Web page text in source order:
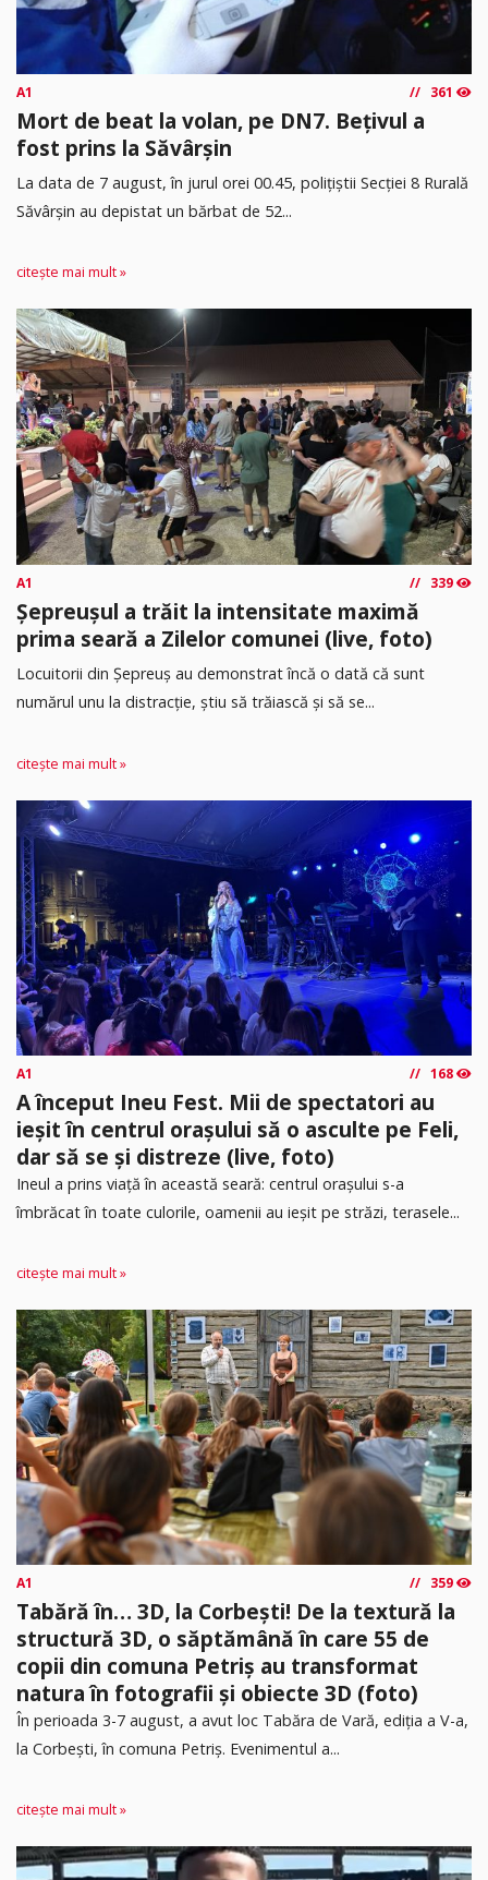
A1 361
Mort de beat la volan, pe DN7. Bețivul a
fost prins la Săvârșin
​La data de 7 august, în jurul orei 00.45, polițiștii Secției 8 Rurală
Săvârșin au depistat un bărbat de 52...
citește mai mult »
A1 339
Șepreușul a trăit la intensitate maximă
prima seară a Zilelor comunei (live, foto)
Locuitorii din Șepreuș au demonstrat încă o dată că sunt
numărul unu la distracție, știu să trăiască și să se...
citește mai mult »
A1 168
A început Ineu Fest. Mii de spectatori au
ieșit în centrul orașului să o asculte pe Feli,
dar să se și distreze (live, foto)
Ineul a prins viață în această seară: centrul orașului s-a
îmbrăcat în toate culorile, oamenii au ieșit pe străzi, terasele...
citește mai mult »
A1 359
Tabără în… 3D, la Corbești! De la textură la
structură 3D, o săptămână în care 55 de
copii din comuna Petriș au transformat
natura în fotografii și obiecte 3D (foto)
În perioada 3-7 august, a avut loc Tabăra de Vară, ediția a V-a,
la Corbești, în comuna Petriș. Evenimentul a...
citește mai mult »